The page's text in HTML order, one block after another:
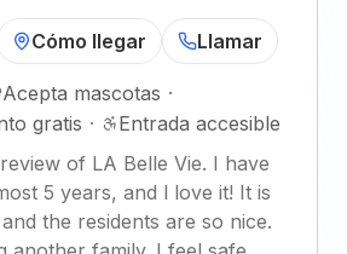
Cómo llegar Llamar
Acepta mascotas ·
gratis ·
Entrada accesible
of LA Belle Vie. I have
5 years, and l love it! It is
the residents are so nice.